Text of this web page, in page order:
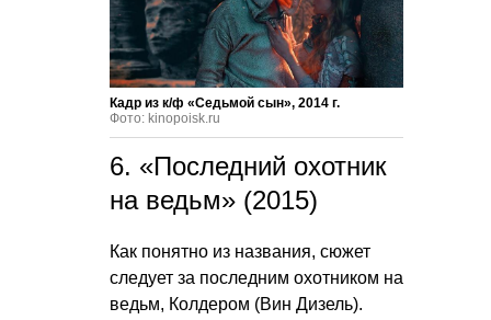
Кадр из к/ф «Седьмой сын», 2014 г.
Фото: kinopoisk.ru
6. «Последний охотник
на ведьм» (2015)
Как понятно из названия, сюжет
следует за последним охотником на
ведьм, Колдером (Вин Дизель).